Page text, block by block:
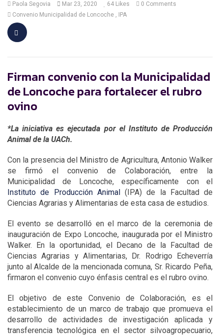
Paola Segovia Mar 23, 2020 64 Likes
0 Comments
Convenio Municipalidad de Loncoche
IPA
Firman convenio con la Municipalidad
de Loncoche para fortalecer el rubro
ovino
*La iniciativa es ejecutada por el Instituto de Producción
Animal de la UACh.
Con la presencia del Ministro de Agricultura, Antonio Walker
se firmó el convenio de Colaboración, entre la
Municipalidad de Loncoche, específicamente con el
Instituto de Producción Animal
(IPA) de la Facultad de
Ciencias Agrarias y Alimentarias de esta casa de estudios.
El evento se desarrolló en el marco de la ceremonia de
inauguración de Expo Loncoche, inaugurada por el Ministro
Walker. En la oportunidad, el Decano de la Facultad de
Ciencias Agrarias y Alimentarias, Dr. Rodrigo Echeverría
junto al Alcalde de la mencionada comuna, Sr. Ricardo Peña,
firmaron el convenio cuyo énfasis central es el rubro ovino.
El objetivo de este Convenio de Colaboración, es el
establecimiento de un marco de trabajo que promueva el
desarrollo de actividades de investigación aplicada y
transferencia tecnológica en el sector silvoagropecuario,